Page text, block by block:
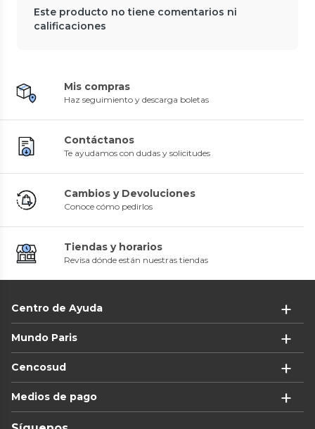
Este producto no tiene comentarios ni
calificaciones
Mis compras
Haz seguimiento y descarga boletas
Contáctanos
Te ayudamos con dudas y solicitudes
Cambios y Devoluciones
Conoce cómo pedirlos
Tiendas y horarios
Revisa dónde están nuestras tiendas
Centro de Ayuda
Mundo Paris
Cencosud
Medios de pago